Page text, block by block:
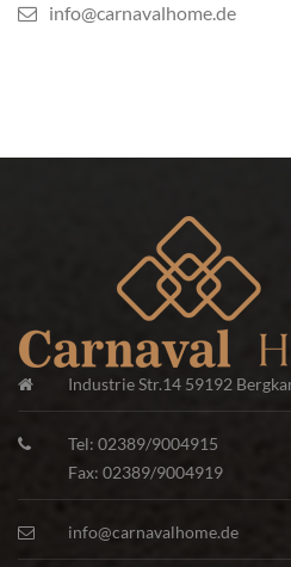
info@carnavalhome.de
Industrie Str.14 59192
Tel: 02389/9004915
Fax: 02389/9004919
info@carnavalhome.de